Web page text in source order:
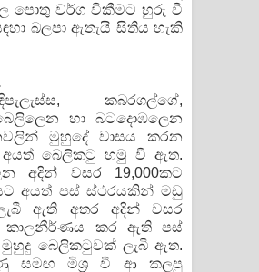
පොතු වර්ග විකීමට හුරු වී
බලපා ඇතැයි සිතිය හැකි
කබරගල්ගේ,
හා බටදොඹලෙන
මුහුදේ වාසය කරන
බෙලිකටු හමු වී ඇත.
අදින් වසර 19,000කට
අයත් පස් ස්ථරයකින් මඩු
ඇති අතර අදින් වසර
කාලනීර්ණය කර ඇති පස්
බෙලිකටුවක් ලැබී ඇත.
සමඟ මිශ‍්‍ර වී ආ කලපු